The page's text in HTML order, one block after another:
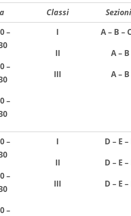
Classi
–
–
–
I
II
III
A – B –
A – B
A – B
–
–
–
I
II
III
D – E –
D – E –
D – E –